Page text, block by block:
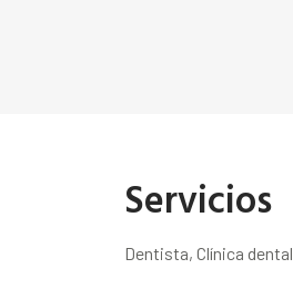
Servicios
Dentista, Clínica dental